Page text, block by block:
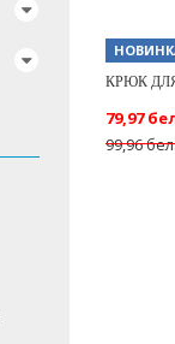
КРЮК
99,96
79,97